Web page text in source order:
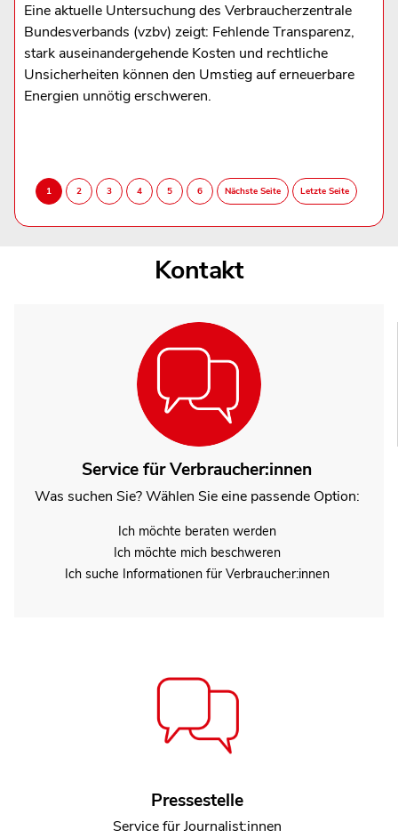
Eine aktuelle Untersuchung des Verbraucherzentrale
Bundesverbands (vzbv) zeigt: Fehlende Transparenz,
stark auseinandergehende Kosten und rechtliche
Unsicherheiten können den Umstieg auf erneuerbare
Energien unnötig erschweren.
Kontakt
Service für Verbraucher:innen
Was suchen Sie? Wählen Sie eine passende Option:
Ich möchte beraten werden
Ich möchte mich beschweren
Ich suche Informationen für Verbraucher:innen
Pressestelle
Service für Journalist:innen
Dorothea Mohn
Leiterin Team Finanzmarkt